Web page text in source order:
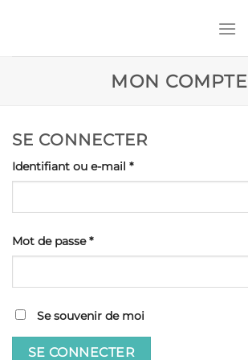
MON COMPTE
SE CONNECTER
Identifiant ou e-mail *Obligatoire
Mot de passe*Obligatoire
Se souvenir de moi
SE CONNECTER